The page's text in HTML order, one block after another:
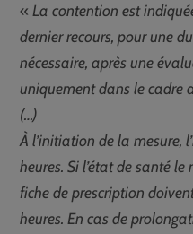
«La contention est
dernier recours, pour une
nécessaire, après une
uniquement dans le cadre
(…)
À l’initiation de la mesure,
heures. Si l’état de santé
fiche de prescription
heures. En cas de